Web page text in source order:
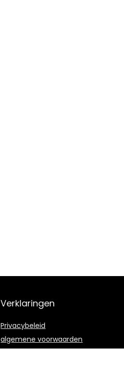
Verklaringen
Privacybeleid
algemene voorwaarden